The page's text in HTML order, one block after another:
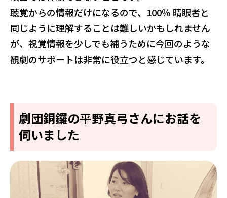
聴覚からの情報だけになるので、100％ 晴眼者と
同じように理解することは難しいかもしれません
が、視覚情報を少しでも補うために今回のような
観劇のサポートは非常に役立つと感じています。
劇団銅鑼の平野真弓さんにお話を
伺いました